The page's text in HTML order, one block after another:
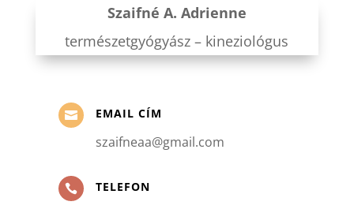
Szaifné A. Adrienne
természetgyógyász – kineziológus
 EMAIL CÍM
szaifneaa@gmail.com
 TELEFON